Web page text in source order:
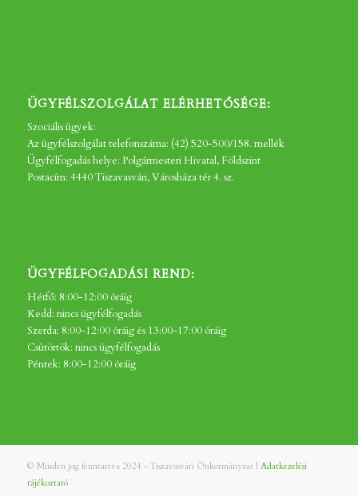
ÜGYFÉLSZOLGÁLAT ELÉRHETŐSÉGE:
Szociális ügyek:
Az ügyfélszolgálat telefonszáma: (42) 520-500/158. mellék
Ügyfélfogadás helye: Polgármesteri Hivatal, Földszint
Postacím: 4440 Tiszavasvári, Városháza tér 4. sz.
ÜGYFÉLFOGADÁSI REND:
Hétfő: 8:00-12:00 óráig
Kedd: nincs ügyfélfogadás
Szerda: 8:00-12:00 óráig és 13:00-17:00 óráig
Csütörtök: nincs ügyfélfogadás
Péntek: 8:00-12:00 óráig
© Minden jog fenntartva 2024 - Tiszavasvári Önkormányzat | Adatkezelési
tájékoztató